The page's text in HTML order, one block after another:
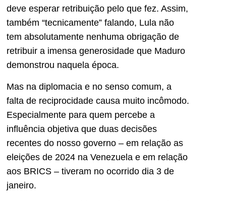
deve esperar retribuição pelo que fez. Assim,
também “tecnicamente” falando, Lula não
tem absolutamente nenhuma obrigação de
retribuir a imensa generosidade que Maduro
demonstrou naquela época.
Mas na diplomacia e no senso comum, a
falta de reciprocidade causa muito incômodo.
Especialmente para quem percebe a
influência objetiva que duas decisões
recentes do nosso governo – em relação as
eleições de 2024 na Venezuela e em relação
aos BRICS – tiveram no ocorrido dia 3 de
janeiro.